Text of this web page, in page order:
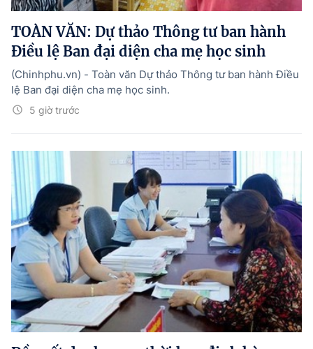
TOÀN VĂN: Dự thảo Thông tư ban hành
Điều lệ Ban đại diện cha mẹ học sinh
5 giờ trước
(Chinhphu.vn) - Toàn văn Dự thảo Thông tư ban hành Điều
lệ Ban đại diện cha mẹ học sinh.